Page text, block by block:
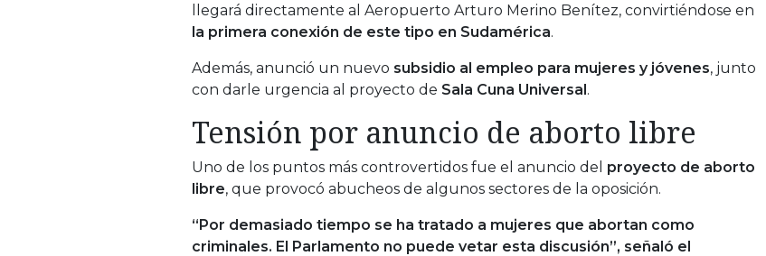
llegará directamente al Aeropuerto Arturo Merino Benítez, convirtiéndose en
la primera conexión de este tipo en Sudamérica.
Además, anunció un nuevo subsidio al empleo para mujeres y jóvenes, junto
con darle urgencia al proyecto de Sala Cuna Universal.
Tensión por anuncio de aborto libre
Uno de los puntos más controvertidos fue el anuncio del proyecto de aborto
libre, que provocó abucheos de algunos sectores de la oposición.
“Por demasiado tiempo se ha tratado a mujeres que abortan como
criminales. El Parlamento no puede vetar esta discusión”, señaló el